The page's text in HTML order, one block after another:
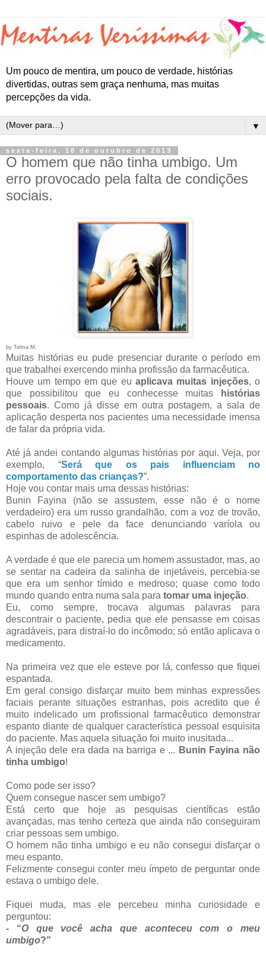
Um pouco de mentira, um pouco de verdade, histórias
divertidas, outras sem graça nenhuma, mas muitas
percepções da vida.
▼
sexta-feira, 18 de outubro de 2013
O homem que não tinha umbigo. Um
erro provocado pela falta de condições
sociais.
by Telma M.
Muitas histórias eu pude presenciar durante o período em
que trabalhei exercendo minha profissão da farmacêutica.
Houve um tempo em que eu aplicava muitas injeções, o
que possibilitou que eu conhecesse muitas
histórias
pessoais. Como já disse em outra postagem, a sala de
aplicação desperta nos pacientes uma necessidade imensa
de falar da própria vida.
Até já andei contando algumas histórias por aqui. Veja, por
exemplo, “Será que os pais influenciam no
comportamento das crianças?”.
Hoje vou contar mais uma dessas histórias:
Bunin Fayina (não se assustem, esse não é o nome
verdadeiro) era um russo grandalhão, com a voz de trovão,
cabelo ruivo e pele da face denunciando varíola ou
espinhas de adolescência.
A verdade é que ele parecia um homem assustador, mas, ao
se sentar na cadeira da salinha de injetáveis, percebia-se
que era um senhor tímido e medroso; quase como todo
mundo quando entra numa sala para tomar uma injeção.
Eu, como sempre, trocava algumas palavras para
descontrair o paciente, pedia que ele pensasse em coisas
agradáveis, para distraí-lo do incômodo; só então aplicava o
medicamento.
Na primeira vez que ele esteve por lá, confesso que fiquei
espantada.
Em geral consigo disfarçar muito bem minhas expressões
faciais perante situações estranhas, pois acredito que é
muito indelicado um profissional farmacêutico demonstrar
espanto diante de qualquer característica pessoal esquisita
do paciente. Mas aquela situação foi muito inusitada...
A injeção dele era dada na barriga e ... Bunin Fayina não
tinha umbigo!
Como pode ser isso?
Quem consegue nascer sem umbigo?
Está certo que hoje as pesquisas científicas estão
avançadas, mas tenho certeza que ainda não conseguiram
criar pessoas sem umbigo.
O homem não tinha umbigo e eu não consegui disfarçar o
meu espanto.
Felizmente consegui conter meu ímpeto de perguntar onde
estava o umbigo dele.
Fiquei muda, mas ele percebeu minha curiosidade e
perguntou:
- “O que você acha que aconteceu com o meu
umbigo?”